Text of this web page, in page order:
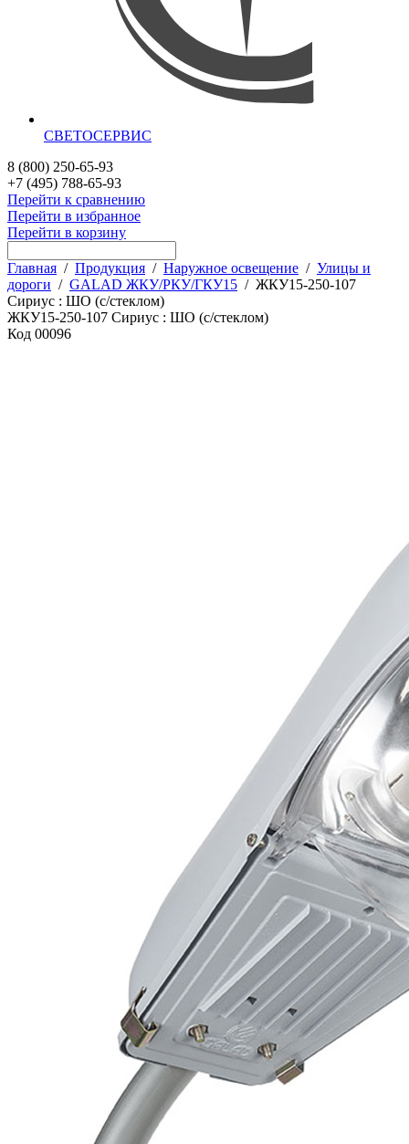
СВЕТОСЕРВИС
8 (800) 250-65-93
+7 (495) 788-65-93
Перейти к сравнению
Перейти в избранное
Перейти в корзину
Главная / Продукция / Наружное освещение / Улицы и
дороги / GALAD ЖКУ/РКУ/ГКУ15 / ЖКУ15-250-107
Сириус : ШО (с/стеклом)
ЖКУ15-250-107 Сириус : ШО (с/стеклом)
Код 00096